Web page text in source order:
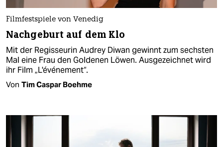
Filmfestspiele von Venedig
Nachgeburt auf dem Klo
Mit der Regisseurin Audrey Diwan gewinnt zum sechsten
Mal eine Frau den Goldenen Löwen. Ausgezeichnet wird
ihr Film „L'événement“.
Von Tim Caspar Boehme